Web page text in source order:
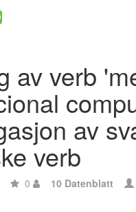
av verb
av
verb
0 10 Datenblatt